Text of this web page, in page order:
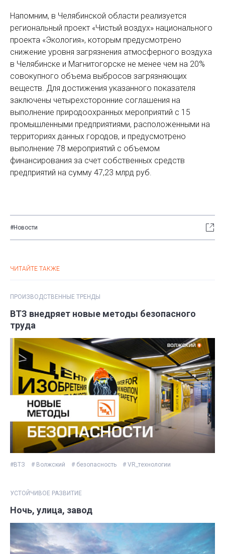
Напомним, в Челябинской области реализуется
региональный проект «Чистый воздух» национального
проекта «Экология», которым предусмотрено
снижение уровня загрязнения атмосферного воздуха
в Челябинске и Магнитогорске не менее чем на 20%
совокупного объема выбросов загрязняющих
веществ. Для достижения указанного показателя
заключены четырехсторонние соглашения на
выполнение природоохранных мероприятий с 15
промышленными предприятиями, расположенными на
территориях данных городов, и предусмотрено
выполнение 78 мероприятий с объемом
финансирования за счет собственных средств
предприятий на сумму 47,23 млрд руб.
#Новости
ЧИТАЙТЕ ТАКЖЕ
ПРОИЗВОДСТВЕННЫЕ ТРЕНДЫ
ВТЗ внедряет новые методы безопасного
труда
#ВТЗ # Волжский # безопасность # VR_технологии
УСТОЙЧИВОЕ РАЗВИТИЕ
Ночь, улица, завод